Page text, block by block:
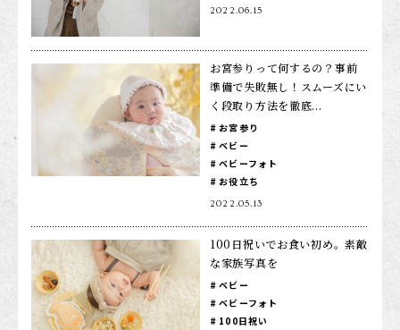
誕生日
100日祝い・お食い初め
桃の節句・端午の節句
ロケーション撮影・カメラマン
子供の写真撮影・スタジオフォト
店舗を探す
2022.06.15
お宮参りって何するの？事前
準備で失敗無し！スムーズにい
く段取り方法を徹底...
お宮参り
ベビー
ベビーフォト
お役立ち
2022.05.13
100日祝いでお食い初め。素敵
な家族写真を
ベビー
ベビーフォト
100日祝い